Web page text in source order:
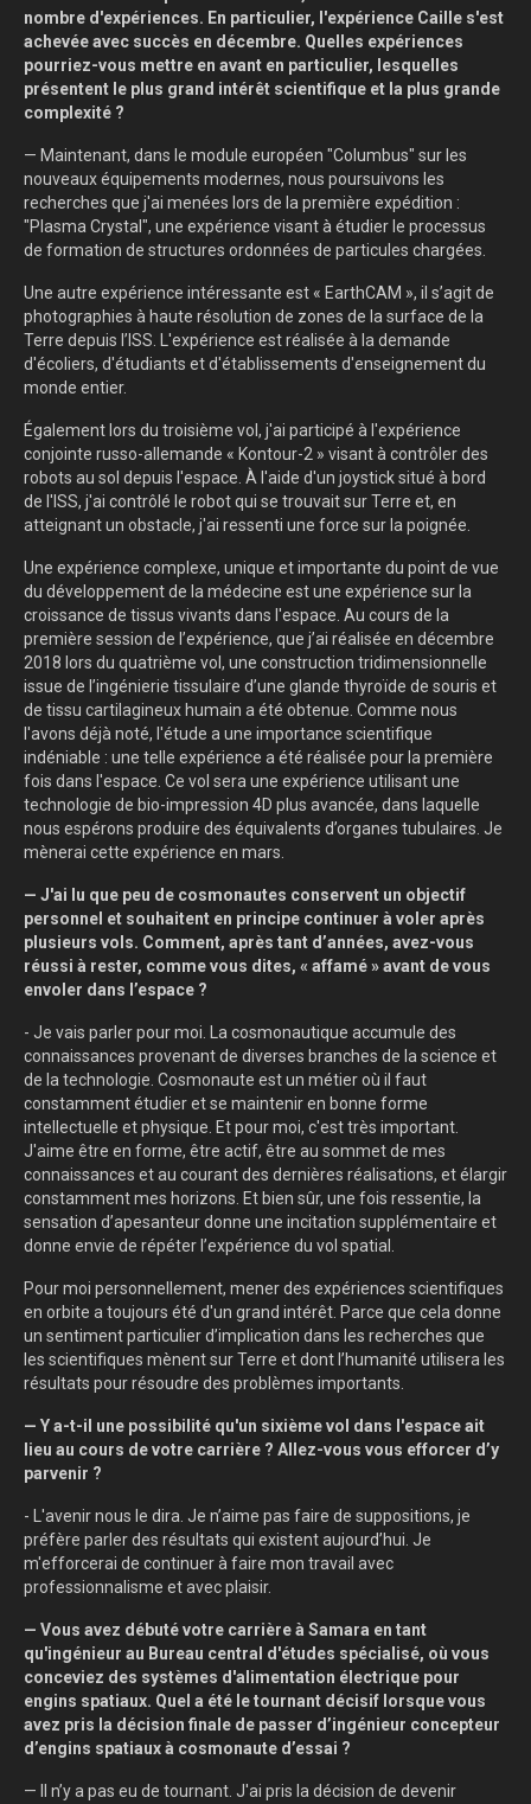
nombre d'expériences. En particulier, l'expérience Caille s'est
achevée avec succès en décembre. Quelles expériences
pourriez-vous mettre en avant en particulier, lesquelles
présentent le plus grand intérêt scientifique et la plus grande
complexité ?
— Maintenant, dans le module européen "Columbus" sur les
nouveaux équipements modernes, nous poursuivons les
recherches que j'ai menées lors de la première expédition :
"Plasma Crystal", une expérience visant à étudier le processus
de formation de structures ordonnées de particules chargées.
Une autre expérience intéressante est « EarthCAM », il s’agit de
photographies à haute résolution de zones de la surface de la
Terre depuis l’ISS. L'expérience est réalisée à la demande
d'écoliers, d'étudiants et d'établissements d'enseignement du
monde entier.
Également lors du troisième vol, j'ai participé à l'expérience
conjointe russo-allemande « Kontour-2 » visant à contrôler des
robots au sol depuis l'espace. À l'aide d'un joystick situé à bord
de l'ISS, j'ai contrôlé le robot qui se trouvait sur Terre et, en
atteignant un obstacle, j'ai ressenti une force sur la poignée.
Une expérience complexe, unique et importante du point de vue
du développement de la médecine est une expérience sur la
croissance de tissus vivants dans l'espace. Au cours de la
première session de l’expérience, que j’ai réalisée en décembre
2018 lors du quatrième vol, une construction tridimensionnelle
issue de l’ingénierie tissulaire d’une glande thyroïde de souris et
de tissu cartilagineux humain a été obtenue. Comme nous
l'avons déjà noté, l'étude a une importance scientifique
indéniable : une telle expérience a été réalisée pour la première
fois dans l'espace. Ce vol sera une expérience utilisant une
technologie de bio-impression 4D plus avancée, dans laquelle
nous espérons produire des équivalents d’organes tubulaires. Je
mènerai cette expérience en mars.
— J'ai lu que peu de cosmonautes conservent un objectif
personnel et souhaitent en principe continuer à voler après
plusieurs vols. Comment, après tant d’années, avez-vous
réussi à rester, comme vous dites, « affamé » avant de vous
envoler dans l’espace ?
- Je vais parler pour moi. La cosmonautique accumule des
connaissances provenant de diverses branches de la science et
de la technologie. Cosmonaute est un métier où il faut
constamment étudier et se maintenir en bonne forme
intellectuelle et physique. Et pour moi, c'est très important.
J'aime être en forme, être actif, être au sommet de mes
connaissances et au courant des dernières réalisations, et élargir
constamment mes horizons. Et bien sûr, une fois ressentie, la
sensation d’apesanteur donne une incitation supplémentaire et
donne envie de répéter l’expérience du vol spatial.
Pour moi personnellement, mener des expériences scientifiques
en orbite a toujours été d'un grand intérêt. Parce que cela donne
un sentiment particulier d’implication dans les recherches que
les scientifiques mènent sur Terre et dont l’humanité utilisera les
résultats pour résoudre des problèmes importants.
— Y a-t-il une possibilité qu'un sixième vol dans l'espace ait
lieu au cours de votre carrière ? Allez-vous vous efforcer d’y
parvenir ?
- L'avenir nous le dira. Je n’aime pas faire de suppositions, je
préfère parler des résultats qui existent aujourd’hui. Je
m'efforcerai de continuer à faire mon travail avec
professionnalisme et avec plaisir.
— Vous avez débuté votre carrière à Samara en tant
qu'ingénieur au Bureau central d'études spécialisé, où vous
conceviez des systèmes d'alimentation électrique pour
engins spatiaux. Quel a été le tournant décisif lorsque vous
avez pris la décision finale de passer d’ingénieur concepteur
d’engins spatiaux à cosmonaute d’essai ?
— Il n’y a pas eu de tournant. J'ai pris la décision de devenir